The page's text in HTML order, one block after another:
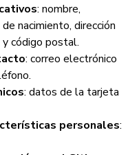
: nombre,
nacimiento, dirección
código postal.
: correo electrónico
: datos de la tarjeta
personales: